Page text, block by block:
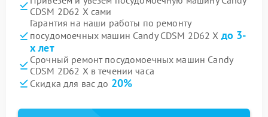
CDSM 2D62 X сами
Гарантия на наши работы по ремонту
посудомоечных машин Candy CDSM 2D62 X до 3-
х лет
Срочный ремонт посудомоечных машин Candy
CDSM 2D62 X в течении часа
Скидка для вас до 20%